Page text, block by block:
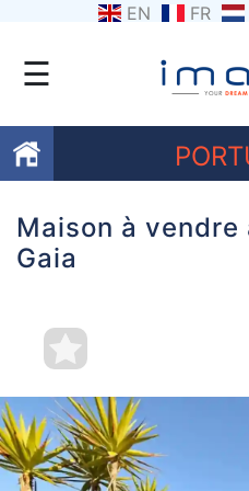
EN FR
☰
Favoris
nous
Contactez
nous
Termes
Maison à vendre
Gaia